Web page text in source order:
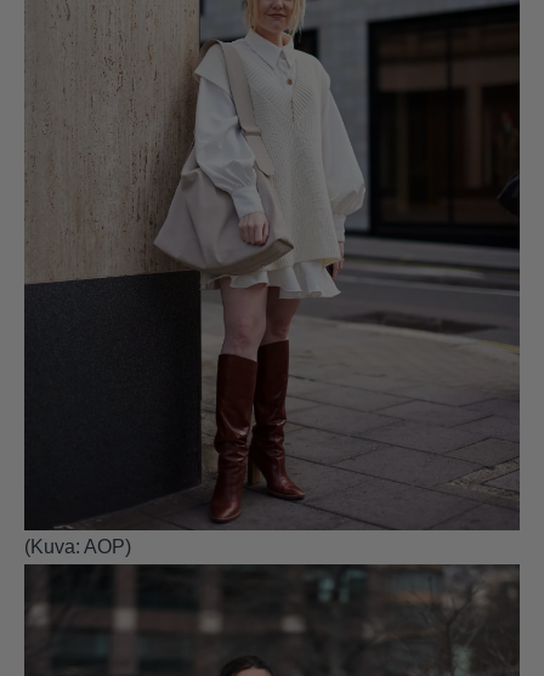
(Kuva: AOP)